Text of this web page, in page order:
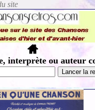
interprète ou auteur